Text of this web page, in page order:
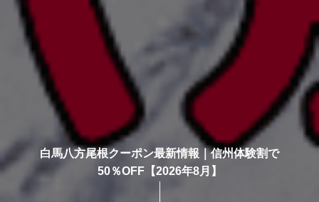
白馬八方尾根クーポン最新情報｜信州体験割で
50％OFF【2026年8月】